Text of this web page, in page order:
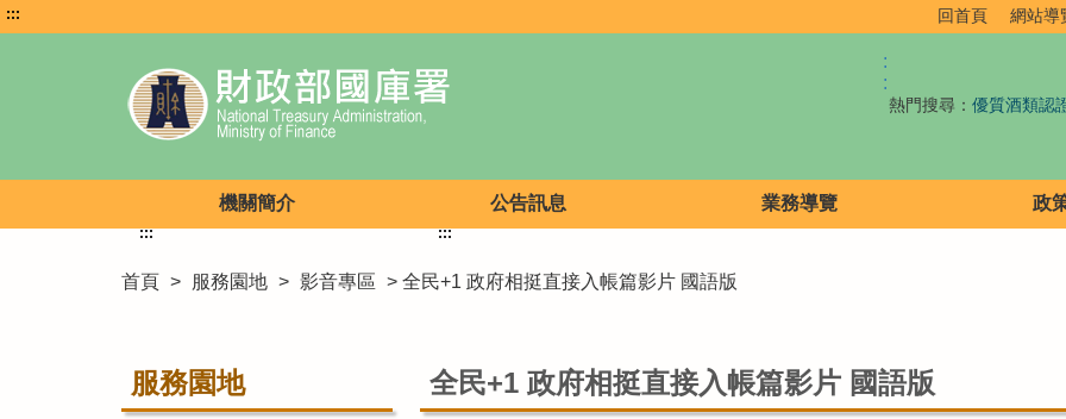
::: 回首頁 網站導
:
:
熱門搜尋： 優質酒類認
機關簡介 公告訊息 業務導覽 政
首頁 > 服務園地 > 影音專區 > 全民+1 政府相挺直接入帳篇影片 國語版
:::
服務園地
:::
全民+1 政府相挺直接入帳篇影片 國語版